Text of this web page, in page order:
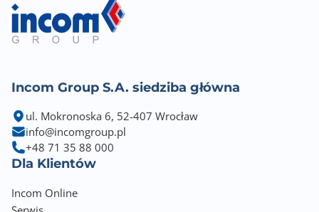
Incom Group S.A. siedziba główna
ul. Mokronoska 6, 52-407 Wrocław
info@incomgroup.pl
+48 71 35 88 000
Dla Klientów
Incom Online